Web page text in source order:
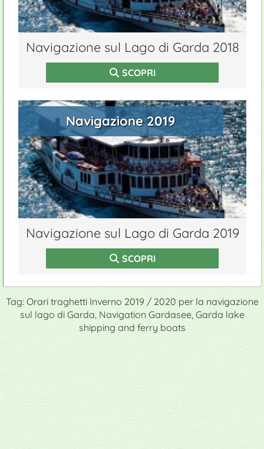
Navigazione sul Lago di Garda 2018
SCOPRI
Navigazione 2019
Navigazione sul Lago di Garda 2019
SCOPRI
Tag: Orari traghetti Inverno 2019 / 2020 per la navigazione
sul lago di Garda, Navigation Gardasee, Garda lake
shipping and ferry boats